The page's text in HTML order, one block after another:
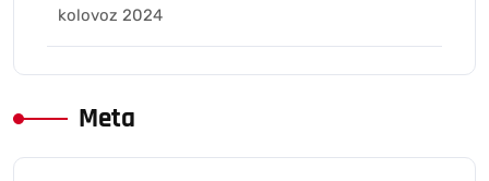
kolovoz 2024
Meta